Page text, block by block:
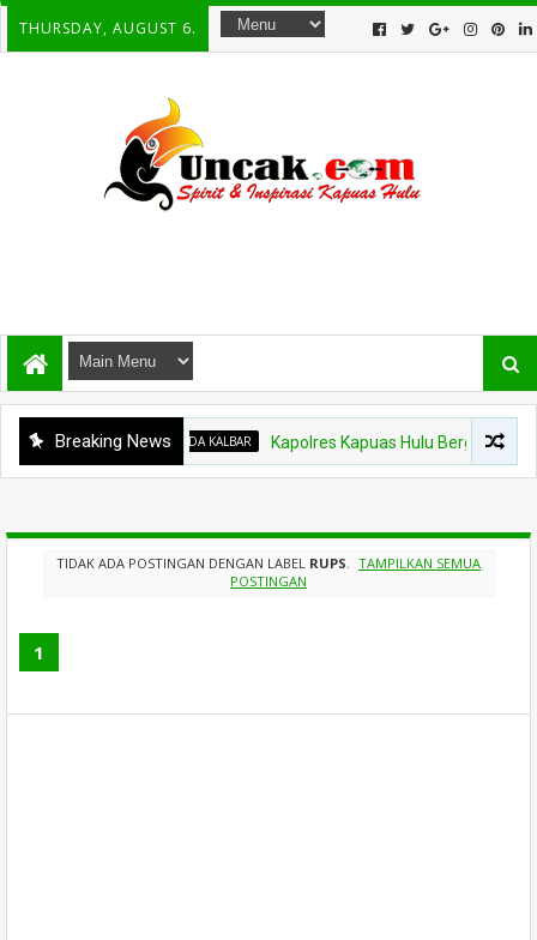
THURSDAY, AUGUST 6.
Breaking NewsPOLDA KALBAR Kapolres Kapuas Hulu Berganti,
TIDAK ADA POSTINGAN DENGAN LABEL RUPS. TAMPILKAN SEMUA
POSTINGAN
1